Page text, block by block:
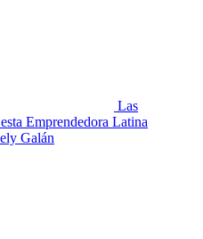
Las
Emprendedora Latina
Galán